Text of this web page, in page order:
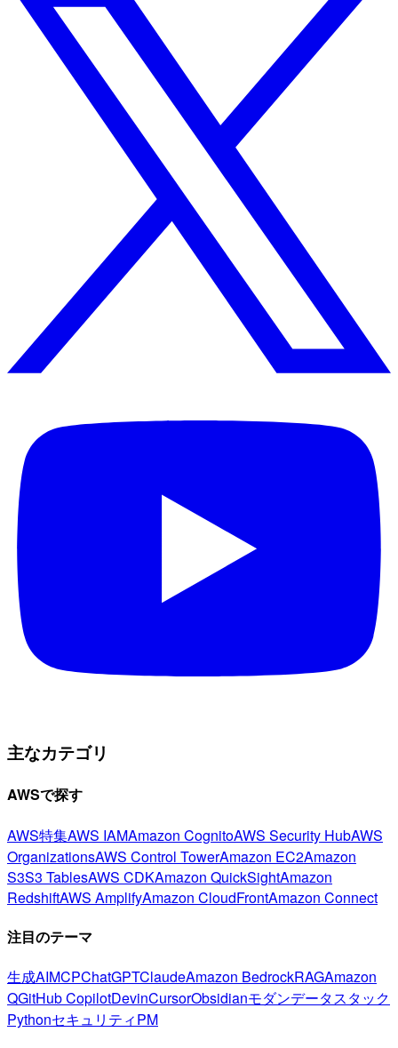
主なカテゴリ
AWSで探す
AWS特集AWS IAMAmazon CognitoAWS Security HubAWS
OrganizationsAWS Control TowerAmazon EC2Amazon
S3S3 TablesAWS CDKAmazon QuickSightAmazon
RedshiftAWS AmplifyAmazon CloudFrontAmazon Connect
注目のテーマ
生成AIMCPChatGPTClaudeAmazon BedrockRAGAmazon
QGitHub CopilotDevinCursorObsidianモダンデータスタック
PythonセキュリティPM